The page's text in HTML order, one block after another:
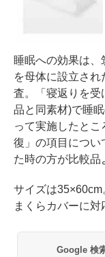
睡眠への効果は
を母体に設立さ
査。「寝返りを受
品と同素材)で睡
って実施したとこ
復」の項目につい
た時の方が比較品
サイズは
まくらカバーに対
Google 検